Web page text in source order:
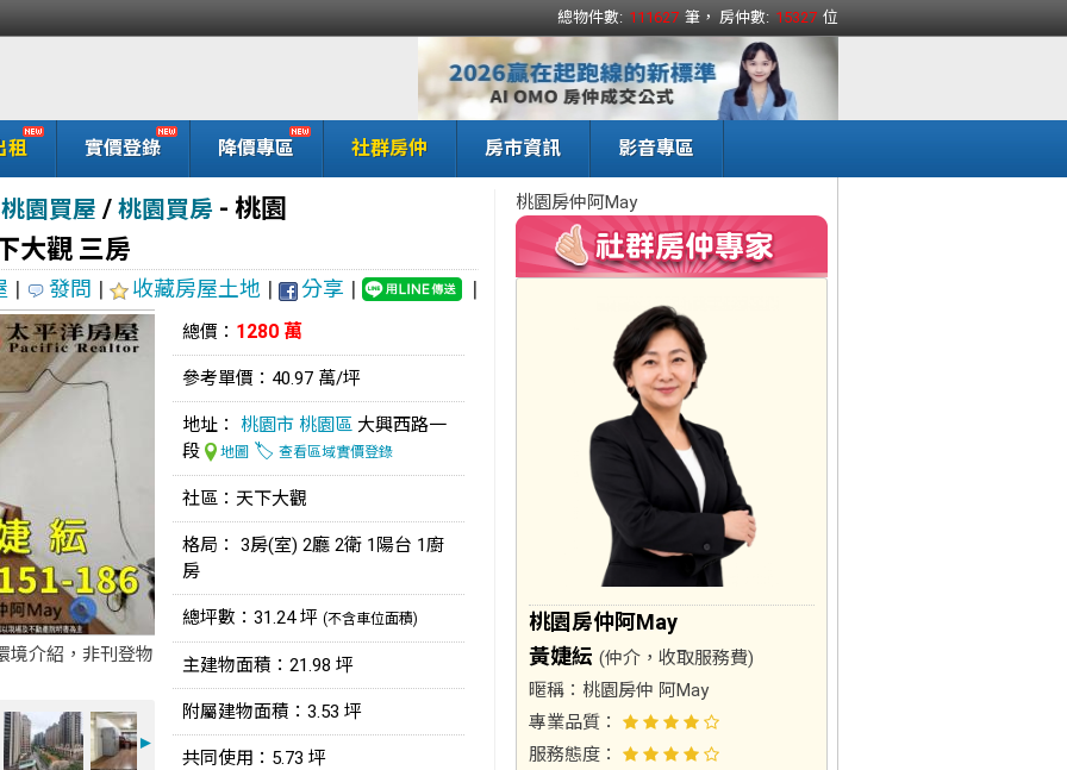
總物件數: 111627 筆， 房仲數: 15327 位
租 實價登錄 降價專區 社群房仲 房市資訊 影音專區
桃園買屋 / 桃園買房 - 桃園
大觀 三房
| 發問 | 收藏房屋土地 | 分享 | |
境介紹，非刊登物
►
總價： 1280 萬
參考單價：40.97 萬/坪
地址： 桃園市 桃園區 大興西路一
段
地圖 🏷️ 查看區域實價登錄
社區：天下大觀
格局： 3房(室) 2廳 2衛 1陽台 1廚
房
總坪數：31.24 坪 (不含車位面積)
主建物面積：21.98 坪
附屬建物面積：3.53 坪
共同使用：5.73 坪
桃園房仲阿May
桃園房仲阿May
黃婕紜 (仲介，收取服務費)
暱稱： 桃園房仲 阿May
專業品質：
服務態度：